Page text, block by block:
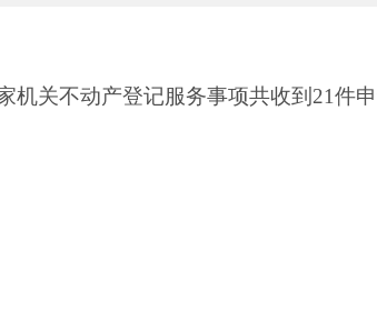
关不动产登记服务事项共收到21件申